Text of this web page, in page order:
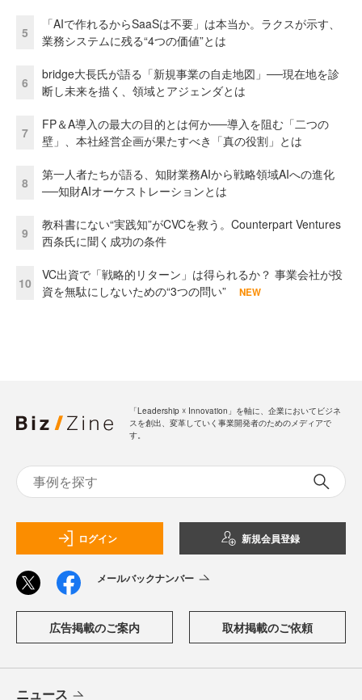
5
「AIで作れるからSaaSは不要」は本当か。ラクスが示す、
業務システムに残る“4つの価値”とは
6
bridge大長氏が語る「新規事業の自走地図」──現在地を診
断し未来を描く、領域とアジェンダとは
7
FP＆A導入の最大の目的とは何か──導入を阻む「二つの
壁」、本社経営企画が果たすべき「真の役割」とは
8
第一人者たちが語る、知財業務AIから戦略領域AIへの進化
──知財AIオーケストレーションとは
9
教科書にない“実践知”がCVCを救う。Counterpart Ventures
西条氏に聞く成功の条件
10
VC出資で「戦略的リターン」は得られるか？ 事業会社が投
資を無駄にしないための“3つの問い”
NEW
「Leadership ☓ Innovation」を軸に、企業においてビジネ
スを創出、変革していく事業開発者のためのメディアで
す。
ログイン 新規会員登録
メールバックナンバー
広告掲載のご案内 取材掲載のご依頼
ニュース